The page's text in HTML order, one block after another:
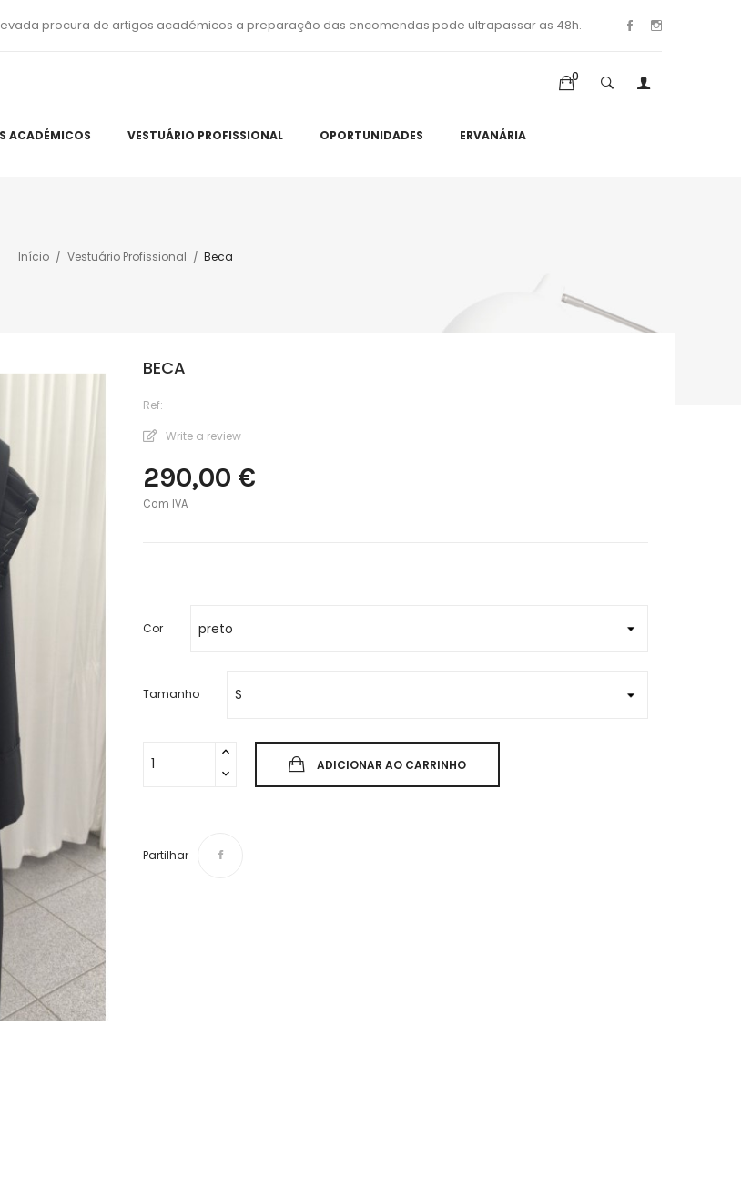
procura de artigos académicos a preparação das encomendas pode ultrapassar as 48h.
0
ACADÉMICOS VESTUÁRIO PROFISSIONAL OPORTUNIDADES ERVANÁRIA
Início Vestuário Profissional Beca
BECA
Ref:
Write a review
290,00 €
Com IVA
Cor
Tamanho
ADICIONAR AO CARRINHO
Partilhar